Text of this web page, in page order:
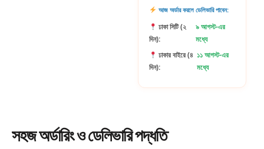
আজ অর্ডার করলে ডেলিভারি পাবেন:
ঢাকা সিটি (২
দিন):
৯ আগস্ট-এর
মধ্যে
ঢাকার বাইরে (৪
দিন):
১১ আগস্ট-এর
মধ্যে
সহজঅর্ডারিংও ডেলিভারি পদ্ধতি